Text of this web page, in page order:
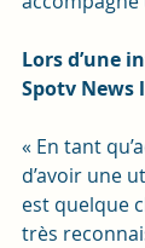
Lors d’une
Spotv News
« En tant
d’avoir une
est quelque
très